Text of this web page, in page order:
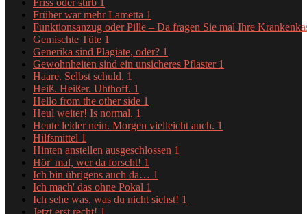
Friss oder stirb 1
Früher war mehr Lametta 1
Funktionsanzug oder Pille – Da fragen Sie mal Ihre
Gemischte Tüte 1
Generika sind Plagiate, oder? 1
Gewohnheiten sind ein unsicheres Pflaster 1
Haare. Selbst schuld. 1
Heiß. Heißer. Uhthoff. 1
Hello from the other side 1
Heul weiter! Is normal. 1
Heute leider nein. Morgen vielleicht auch. 1
Hilfsmittel 1
Hinten anstellen ausgeschlossen 1
Hör' mal, wer da forscht! 1
Ich bin übrigens auch da… 1
Ich mach' das ohne Pokal 1
Ich sehe was, was du nicht siehst! 1